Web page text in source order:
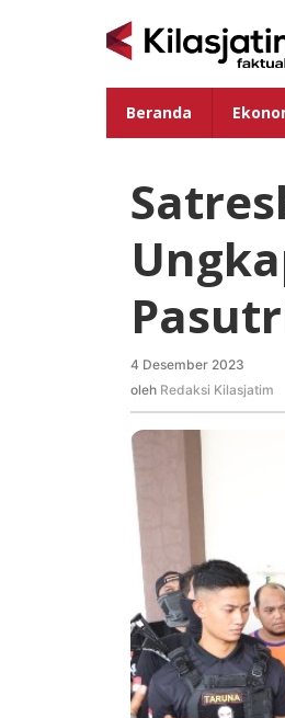
Beranda
4 Desember 2023
oleh Redaksi Kilasjatim